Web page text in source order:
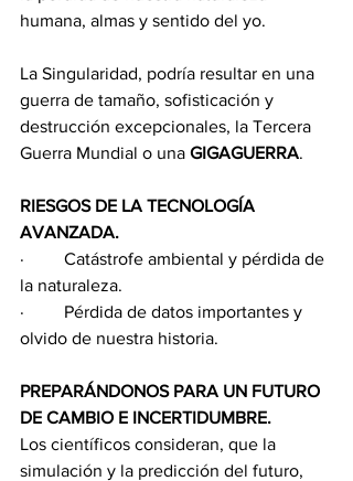
humana, almas y sentido del yo.
La Singularidad, podría resultar en una
guerra de tamaño, sofisticación y
destrucción excepcionales, la Tercera
Guerra Mundial o una GIGAGUERRA.
RIESGOS DE LA TECNOLOGÍA
AVANZADA.
·         Catástrofe ambiental y pérdida de
la naturaleza.
·         Pérdida de datos importantes y
olvido de nuestra historia.
PREPARÁNDONOS PARA UN FUTURO
DE CAMBIO E INCERTIDUMBRE.
Los científicos consideran, que la
simulación y la predicción del futuro,